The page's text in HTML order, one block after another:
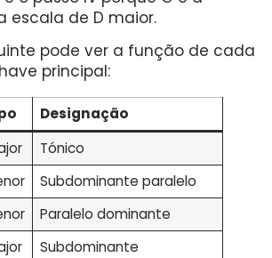
escala de D maior.
pode ver a função de cada
principal:
Designação
Tónico
Subdominante paralelo
Paralelo dominante
Subdominante